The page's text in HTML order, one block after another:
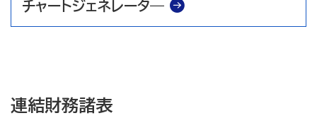
チャートジェネレータ―
連結財務諸表